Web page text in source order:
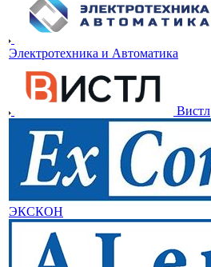
Электротехника и Автоматика
Вистл
ЭКСКОН